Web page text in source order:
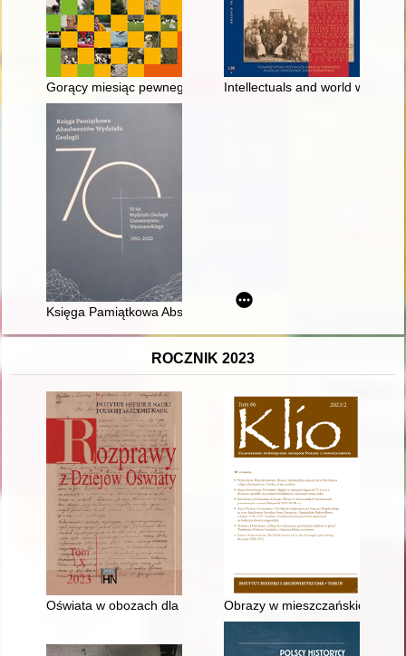
Gorący miesiąc pewnego lata... : poznańskie wspomnienia o
Intellectuals and world war I -
Księga Pamiątkowa Absolwentów Wydziału Geologii : 70 lat
ROCZNIK 2023
Oświata w obozach dla uchodźców z Rosji Radzieckiej i w
Obrazy w mieszczańskich